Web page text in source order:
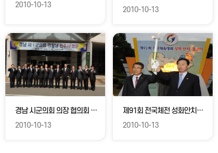
2010-10-13
2010-10-13
경남 시군의회 의장 협의회 참석
2010-10-13
제91회 전국체전 성화안치식 참석
2010-10-13